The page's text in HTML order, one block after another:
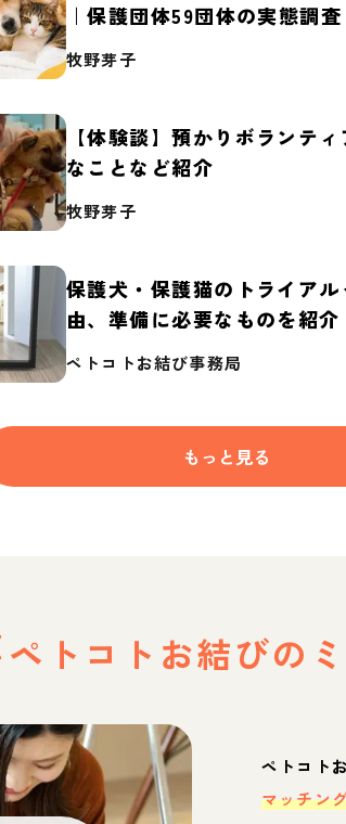
｜保護団体59団体の実態調
2026】
牧野芽子
【体験談】預かりボランテ
なことなど紹介
牧野芽子
保護犬・保護猫のトライア
由、準備に必要なものを紹介
ペトコトお結び事務局
もっと見る
ペトコトお結びの
ペトコト
マッチン